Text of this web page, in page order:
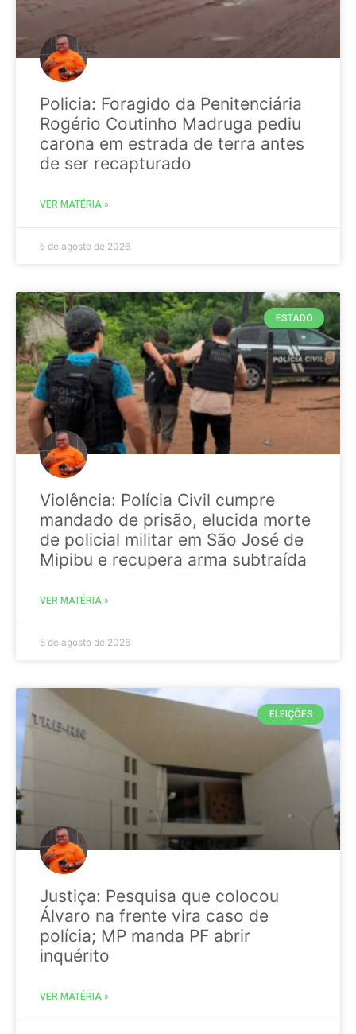
Policia: Foragido da Penitenciária
Rogério Coutinho Madruga pediu
carona em estrada de terra antes
de ser recapturado
VER MATÉRIA »
5 de agosto de 2026
ESTADO
Violência: Polícia Civil cumpre
mandado de prisão, elucida morte
de policial militar em São José de
Mipibu e recupera arma subtraída
VER MATÉRIA »
5 de agosto de 2026
ELEIÇÕES
Justiça: Pesquisa que colocou
Álvaro na frente vira caso de
polícia; MP manda PF abrir
inquérito
VER MATÉRIA »